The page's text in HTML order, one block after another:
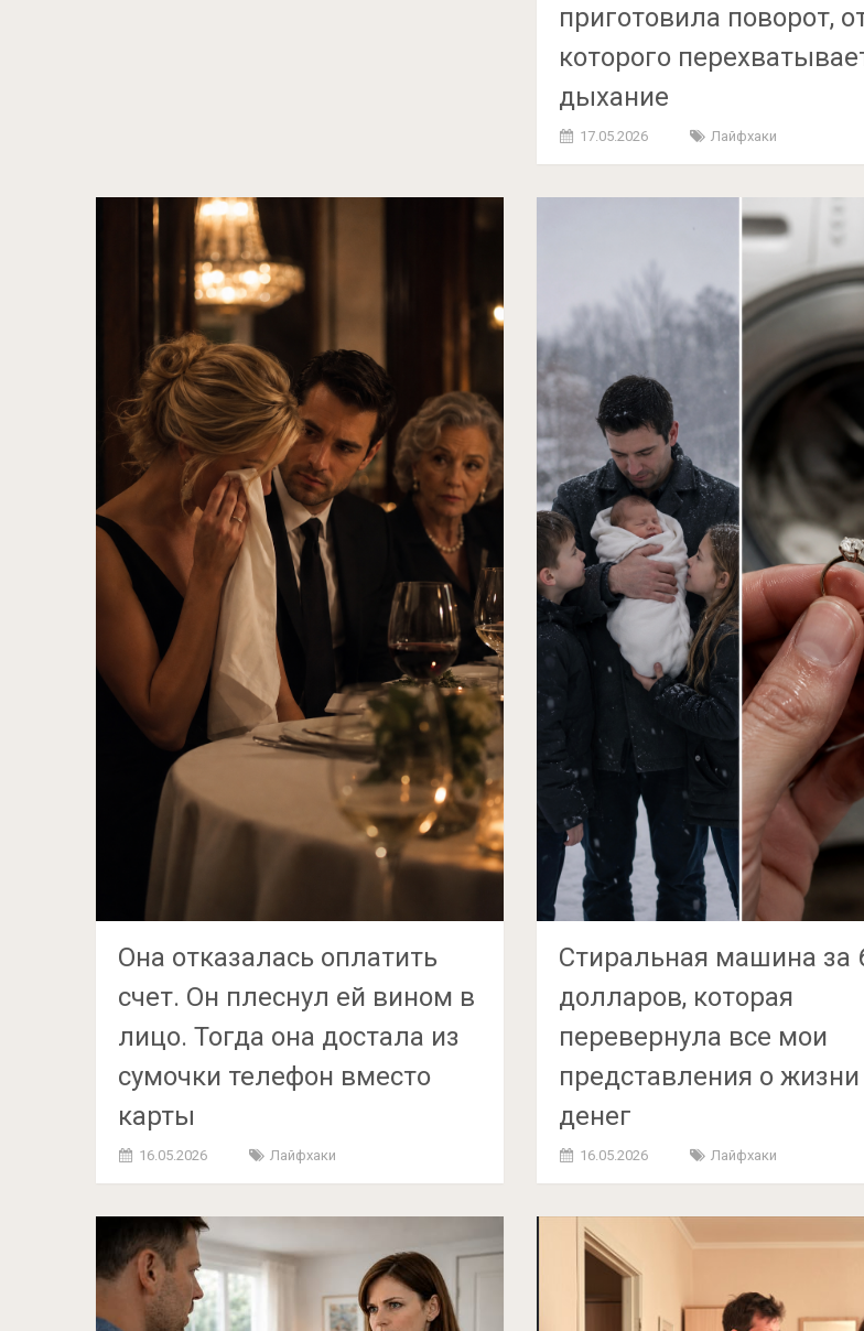
приготовила поворот,
которого
дыхание
17.05.2026 Лайфхаки
Она отказалась оплатить
счет. Он плеснул ей вином в
лицо. Тогда она достала из
сумочки телефон вместо
карты
16.05.2026 Лайфхаки
Стиральная машина за
долларов, которая
перевернула все мои
представления о жизни
денег
16.05.2026 Лайфхаки